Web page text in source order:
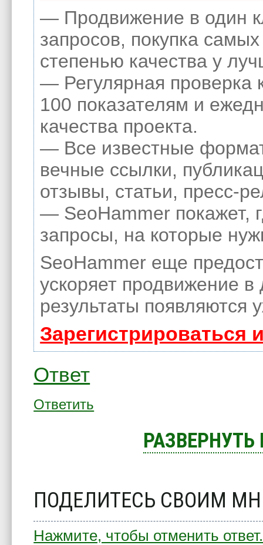
— Продвижение в один
запросов, покупка
степенью качества у
— Регулярная проверка
100 показателям и
качества проекта.
— Все известные
вечные ссылки,
отзывы, статьи, пресс-
— SeoHammer покажет,
запросы, на которые
SeoHammer еще
ускоряет продвижение
результаты появляются
Зарегистрироваться
Ответ
Ответить
ПОДЕЛИТЕСЬ СВОИМ
Нажмите, чтобы отменить ответ.